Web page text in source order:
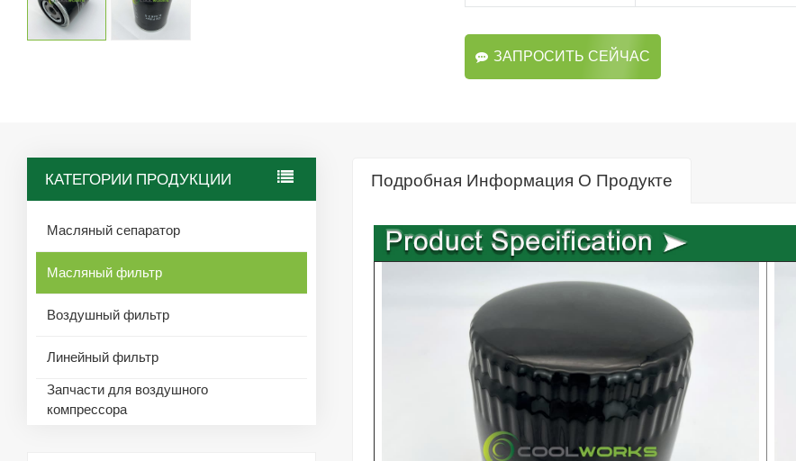
ЗАПРОСИТЬ СЕЙЧАС
КАТЕГОРИИ ПРОДУКЦИИ
Масляный сепаратор
Масляный фильтр
Воздушный фильтр
Линейный фильтр
Запчасти для воздушного
компрессора
Подробная Информация О Продукте